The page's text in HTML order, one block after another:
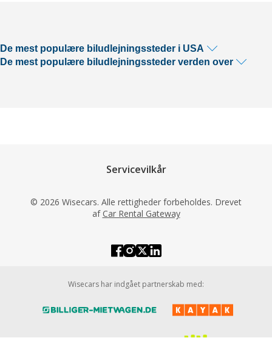
De mest populære biludlejningssteder i USA
De mest populære biludlejningssteder verden over
Servicevilkår
© 2026 Wisecars. Alle rettigheder forbeholdes. Drevet
af Car Rental Gateway
Wisecars har indgået partnerskab med: